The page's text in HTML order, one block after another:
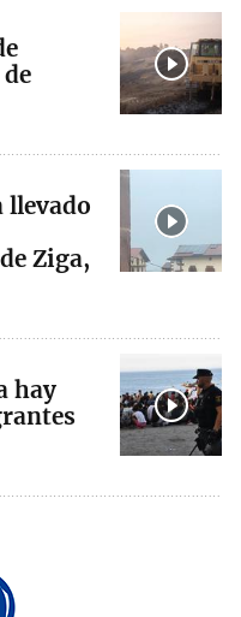
llevado
Ziga,
hay